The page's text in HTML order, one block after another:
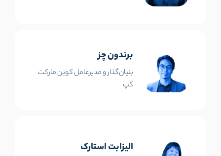
برندون چز
بنیان‌گذار و مدیرعامل کوین مارکت
کپ
الیزابت استارک